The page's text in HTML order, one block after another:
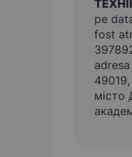
pe
fost
місто